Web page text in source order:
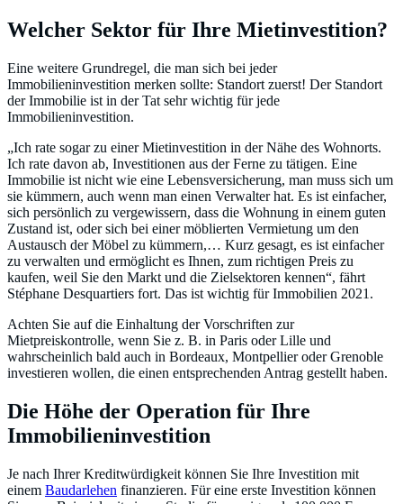
Welcher Sektor für Ihre Mietinvestition?
Eine weitere Grundregel, die man sich bei jeder
Immobilieninvestition merken sollte: Standort zuerst! Der Standort
der Immobilie ist in der Tat sehr wichtig für jede
Immobilieninvestition.
„Ich rate sogar zu einer Mietinvestition in der Nähe des Wohnorts.
Ich rate davon ab, Investitionen aus der Ferne zu tätigen. Eine
Immobilie ist nicht wie eine Lebensversicherung, man muss sich um
sie kümmern, auch wenn man einen Verwalter hat. Es ist einfacher,
sich persönlich zu vergewissern, dass die Wohnung in einem guten
Zustand ist, oder sich bei einer möblierten Vermietung um den
Austausch der Möbel zu kümmern,… Kurz gesagt, es ist einfacher
zu verwalten und ermöglicht es Ihnen, zum richtigen Preis zu
kaufen, weil Sie den Markt und die Zielsektoren kennen“, fährt
Stéphane Desquartiers fort. Das ist wichtig für Immobilien 2021.
Achten Sie auf die Einhaltung der Vorschriften zur
Mietpreiskontrolle, wenn Sie z. B. in Paris oder Lille und
wahrscheinlich bald auch in Bordeaux, Montpellier oder Grenoble
investieren wollen, die einen entsprechenden Antrag gestellt haben.
Die Höhe der Operation für Ihre
Immobilieninvestition
Je nach Ihrer Kreditwürdigkeit können Sie Ihre Investition mit
einem Baudarlehen finanzieren. Für eine erste Investition können